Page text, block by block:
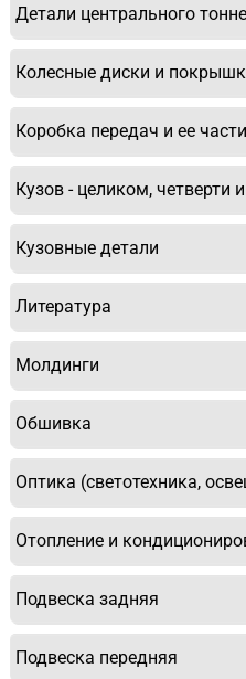
Детали центрального
Колесные диски и
Коробка передач и ее части
Кузов - целиком, четверти
Кузовные детали
Литература
Молдинги
Обшивка
Оптика (светотехника,
Отопление и
Подвеска задняя
Подвеска передняя
Заполните форму
Спасибо,